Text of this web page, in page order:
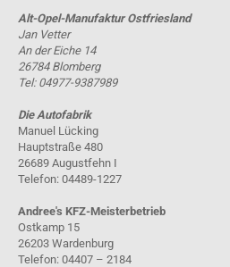
Alt-Opel-Manufaktur Ostfriesland
Jan Vetter
An der Eiche 14
26784 Blomberg
Tel: 04977-9387989
Die Autofabrik
Manuel Lücking
Hauptstraße 480
26689 Augustfehn I
Telefon: 04489-1227
Andree's KFZ-Meisterbetrieb
Ostkamp 15
26203 Wardenburg
Telefon: 04407 – 2184